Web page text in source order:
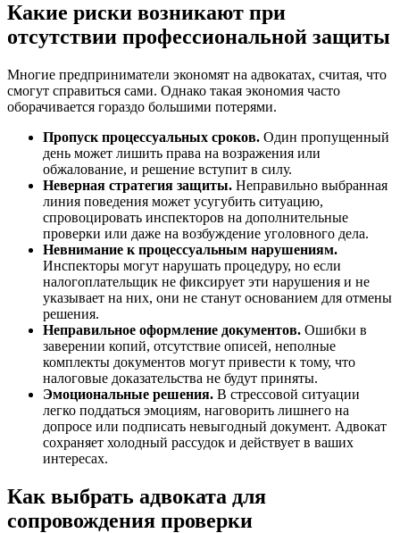
Какие риски возникают при
отсутствии профессиональной защиты
Многие предприниматели экономят на адвокатах, считая, что
смогут справиться сами. Однако такая экономия часто
оборачивается гораздо большими потерями.
Пропуск процессуальных сроков. Один пропущенный
день может лишить права на возражения или
обжалование, и решение вступит в силу.
Неверная стратегия защиты. Неправильно выбранная
линия поведения может усугубить ситуацию,
спровоцировать инспекторов на дополнительные
проверки или даже на возбуждение уголовного дела.
Невнимание к процессуальным нарушениям.
Инспекторы могут нарушать процедуру, но если
налогоплательщик не фиксирует эти нарушения и не
указывает на них, они не станут основанием для отмены
решения.
Неправильное оформление документов. Ошибки в
заверении копий, отсутствие описей, неполные
комплекты документов могут привести к тому, что
налоговые доказательства не будут приняты.
Эмоциональные решения. В стрессовой ситуации
легко поддаться эмоциям, наговорить лишнего на
допросе или подписать невыгодный документ. Адвокат
сохраняет холодный рассудок и действует в ваших
интересах.
Как выбрать адвоката для
сопровождения проверки